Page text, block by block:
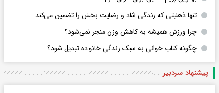
تنها ذهنیتی که زندگی شاد و رضایت بخش را تضمین می‌کند
چرا ورزش همیشه به کاهش وزن منجر نمی‌شود؟
چگونه کتاب خوانی به سبک زندگی خانواده تبدیل شود؟
پیشنهاد سردبیر